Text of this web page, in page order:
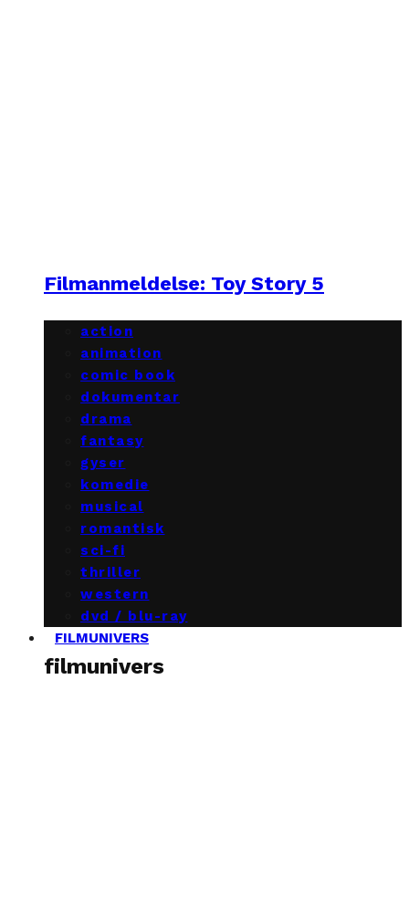
Filmanmeldelse: Toy Story 5
action
animation
comic book
dokumentar
drama
fantasy
gyser
komedie
musical
romantisk
sci-fi
thriller
western
dvd / blu-ray
FILMUNIVERS
filmunivers